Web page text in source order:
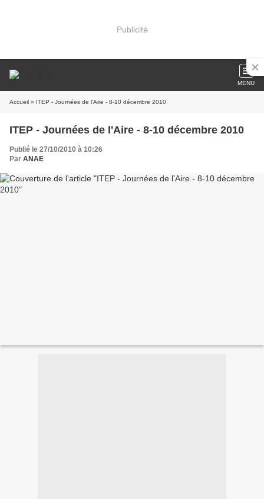
Publicité
MENU
Accueil » ITEP - Journées de l'Aire - 8-10 décembre 2010
ITEP - Journées de l'Aire - 8-10 décembre 2010
Publié le 27/10/2010 à 10:26
Par ANAE